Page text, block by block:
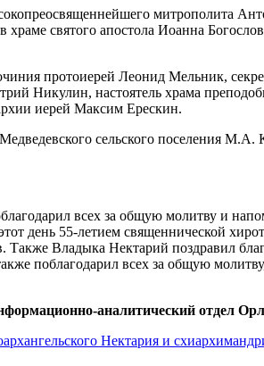
митрополита
святого апостола Иоанна
протоиерей Леонид Мельник,
Никулин, настоятель храма
иерей Максим Ерескин.
сельского поселения М.А.
всех за общую молитву и
день 55-летием священнической
Владыка Нектарий поздравил
поблагодарил всех за общую
аналитический отдел